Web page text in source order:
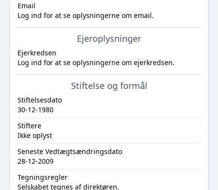
Email
Log ind for at se oplysningerne om email.
Ejeroplysninger
Ejerkredsen
Log ind for at se oplysningerne om ejerkredsen.
Stiftelse og formål
Stiftelsesdato
30-12-1980
Stiftere
Ikke oplyst
Seneste Vedtægtsændringsdato
28-12-2009
Tegningsregler
Selskabet tegnes af direktøren.